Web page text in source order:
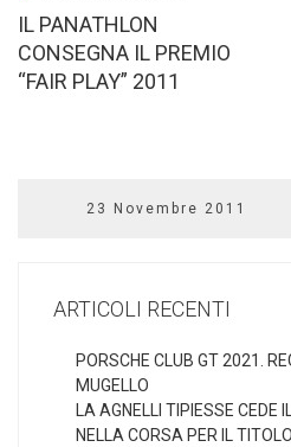
IL PANATHLON
CONSEGNA IL PREMIO
“FAIR PLAY” 2011
23 Novembre 2011
ARTICOLI RECENTI
PORSCHE CLUB GT 2021.
MUGELLO
LA AGNELLI TIPIESSE CEDE
NELLA CORSA PER IL